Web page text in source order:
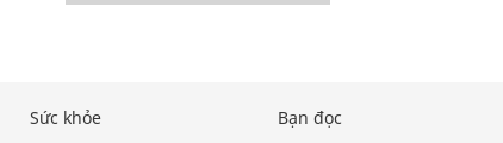
Sức khỏe Bạn đọc